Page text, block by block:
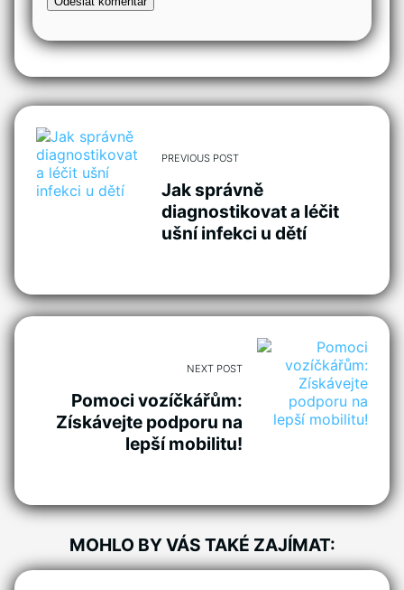
PREVIOUS POST
Jak správně
diagnostikovat a léčit
ušní infekci u dětí
NEXT POST
Pomoci vozíčkářům:
Získávejte podporu na
lepší mobilitu!
MOHLO BY VÁS TAKÉ ZAJÍMAT: